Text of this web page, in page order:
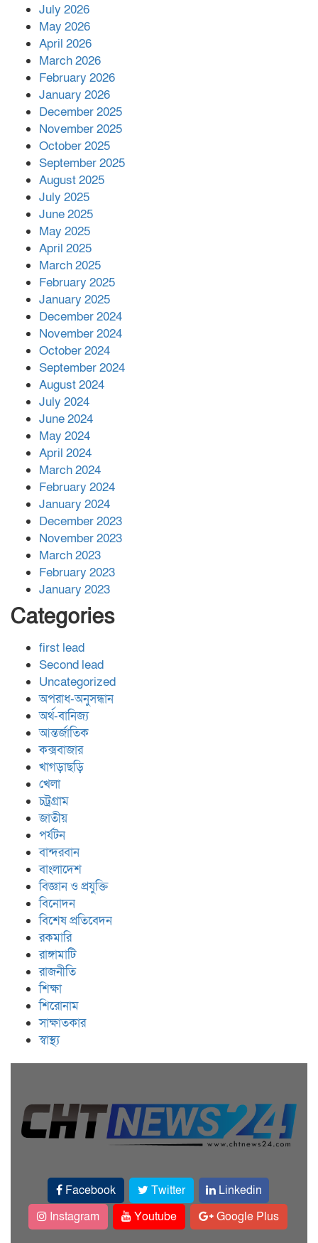
পর ফোন তারেক রহমানের,গ্যাস সঙ্কট
সহায়তা দিলেন সাচিং প্রু জেরী
July 2026
May 2026
April 2026
March 2026
February 2026
January 2026
December 2025
November 2025
October 2025
September 2025
August 2025
July 2025
June 2025
May 2025
April 2025
March 2025
February 2025
January 2025
December 2024
November 2024
October 2024
September 2024
August 2024
July 2024
June 2024
May 2024
April 2024
March 2024
February 2024
January 2024
December 2023
November 2023
March 2023
February 2023
January 2023
Categories
first lead
Second lead
Uncategorized
অপরাধ-অনুসন্ধান
অর্থ-বানিজ্য
আন্তর্জাতিক
কক্সবাজার
খাগড়াছড়ি
খেলা
চট্রগ্রাম
জাতীয়
পর্যটন
বান্দরবান
বাংলাদেশ
বিজ্ঞান ও প্রযুক্তি
বিনোদন
বিশেষ প্রতিবেদন
রকমারি
রাঙ্গামাটি
রাজনীতি
শিক্ষা
শিরোনাম
সাক্ষাতকার
স্বাস্থ্য
Facebook Twitter
Linkedin
Instagram
Youtube Google Plus